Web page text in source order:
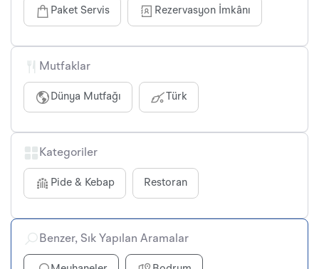
Paket Servis Rezervasyon İmkânı
Mutfaklar
Dünya Mutfağı Türk
Kategoriler
Pide & Kebap Restoran
Benzer, Sık Yapılan Aramalar